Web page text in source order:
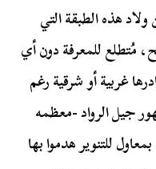
هذه الطبقة التي
مُتطلع للمعرفة دون أي
غربية أو شرقية رغم
جيل الرواد -معظمه
للتنوير هدموا بها